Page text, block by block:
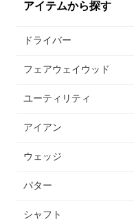
アイテムから探す
ドライバー
フェアウェイウッド
ユーティリティ
アイアン
ウェッジ
パター
シャフト